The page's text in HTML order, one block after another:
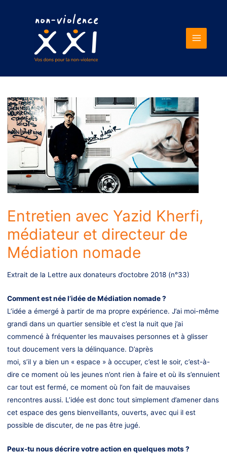
Main
Entretien avec Yazid Kherfi,
médiateur et directeur de
Médiation nomade
Extrait de la Lettre aux donateurs d’octobre 2018 (n°33)
Comment est née l’idée de Médiation nomade ?
L’idée a émergé à partir de ma propre expérience. J’ai moi-même
grandi dans un quartier sensible et c’est la nuit que j’ai
commencé à fréquenter les mauvaises personnes et à glisser
tout doucement vers la délinquance. D’après
moi, s’il y a bien un « espace » à occuper, c’est le soir, c’est-à-
dire ce moment où les jeunes n’ont rien à faire et où ils s’ennuient
car tout est fermé, ce moment où l’on fait de mauvaises
rencontres aussi. L’idée est donc tout simplement d’amener dans
cet espace des gens bienveillants, ouverts, avec qui il est
possible de discuter, de ne pas être jugé.
Peux-tu nous décrire votre action en quelques mots ?